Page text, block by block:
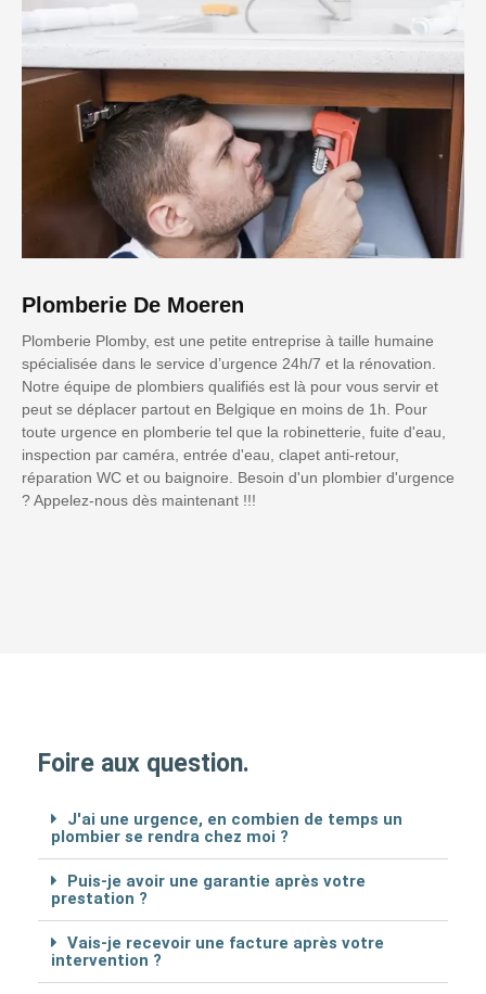
Plomberie De Moeren
Plomberie Plomby, est une petite entreprise à taille humaine
spécialisée dans le service d’urgence 24h/7 et la rénovation.
Notre équipe de plombiers qualifiés est là pour vous servir et
peut se déplacer partout en Belgique en moins de 1h. Pour
toute urgence en plomberie tel que la robinetterie, fuite d'eau,
inspection par caméra, entrée d'eau, clapet anti-retour,
réparation WC et ou baignoire. Besoin d'un plombier d'urgence
? Appelez-nous dès maintenant !!!
Foire aux question.
J'ai une urgence, en combien de temps un
plombier se rendra chez moi ?
Puis-je avoir une garantie après votre
prestation ?
Vais-je recevoir une facture après votre
intervention ?